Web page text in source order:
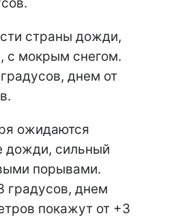
страны дожди,
с мокрым снегом.
днем от
ожидаются
дожди, сильный
порывами.
градусов, днем
покажут от +3